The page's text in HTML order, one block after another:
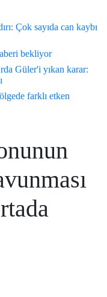
Çok sayıda can kaybı
bekliyor
Güler'i yıkan karar:
farklı etken